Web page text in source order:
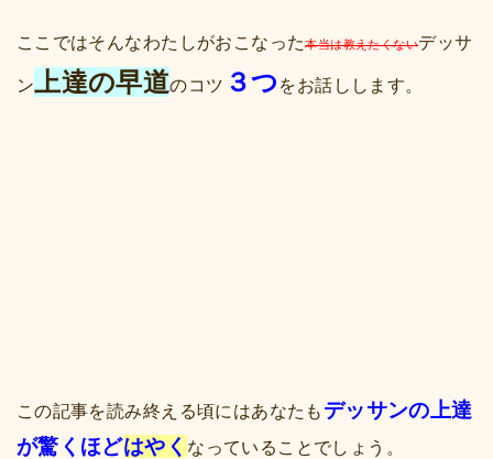
ここではそんなわたしがおこなった本当は教えたくないデッサ
ン上達の早道のコツ ３つ をお話しします。
この記事を読み終える頃にはあなたも デッサンの上達
が驚くほどはやく なっていることでしょう。